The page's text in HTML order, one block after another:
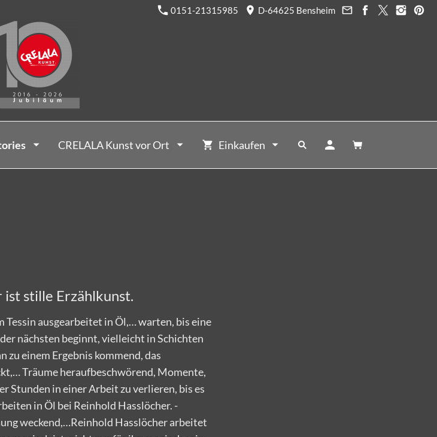
0151-21315985 D-64625 Bensheim
CRELALA Kunst vor Ort Einkaufen
ist stille Erzählkunst.
Tessin ausgearbeitet in Öl,… warten, bis eine
nächsten beginnt, vielleicht in Schichten
zu einem Ergebnis kommend, das
Träume heraufbeschwörend, Momente,
Stunden in einer Arbeit zu verlieren, bis es
in Öl bei Reinhold Hasslöcher. -
weckend,…Reinhold Hasslöcher arbeitet